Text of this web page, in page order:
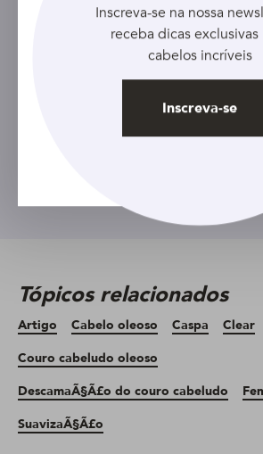
Cadastre seu e-mail e
últimas novidades,
descontos
Tópicos relacionados
Artigo Cabelo oleoso Caspa Clear
Couro cabeludo oleoso
DescamaÃ§Ã£o do couro cabeludo
SuavizaÃ§Ã£o
Inscreva-se na nossa
receba dicas exclusivas
cabelos incríveis
Inscreva-se